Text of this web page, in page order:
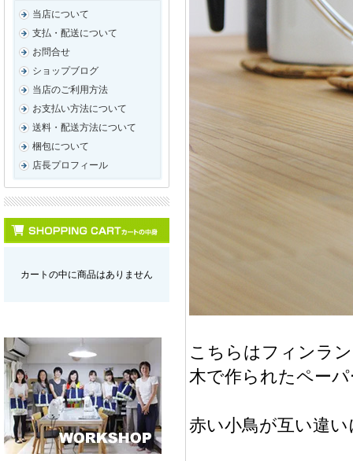
当店について
支払・配送について
お問合せ
ショップブログ
当店のご利用方法
お支払い方法について
送料・配送方法について
梱包について
店長プロフィール
カートの中に商品はありません
こちらはフィンラ
木で作られたペー
赤い小鳥が互い違い